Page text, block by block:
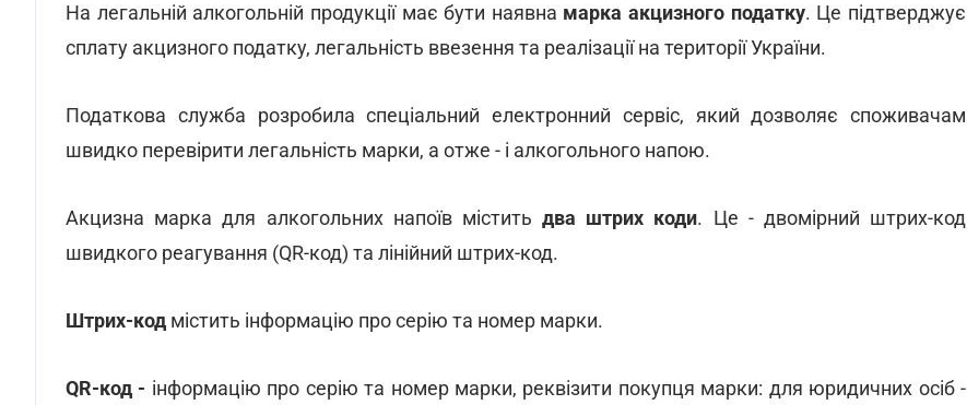
На легальній алкогольній продукції має бути наявна марка акцизного податку. Це підтверджує
сплату акцизного податку, легальність ввезення та реалізації на території України.
Податкова служба розробила спеціальний електронний сервіс, який дозволяє споживачам
швидко перевірити легальність марки, а отже - і алкогольного напою.
Акцизна марка для алкогольних напоїв містить два штрих коди. Це - двомірний штрих-код
швидкого реагування (QR-код) та лінійний штрих-код.
Штрих-код містить інформацію про серію та номер марки.
QR-код - інформацію про серію та номер марки, реквізити покупця марки: для юридичних осіб -